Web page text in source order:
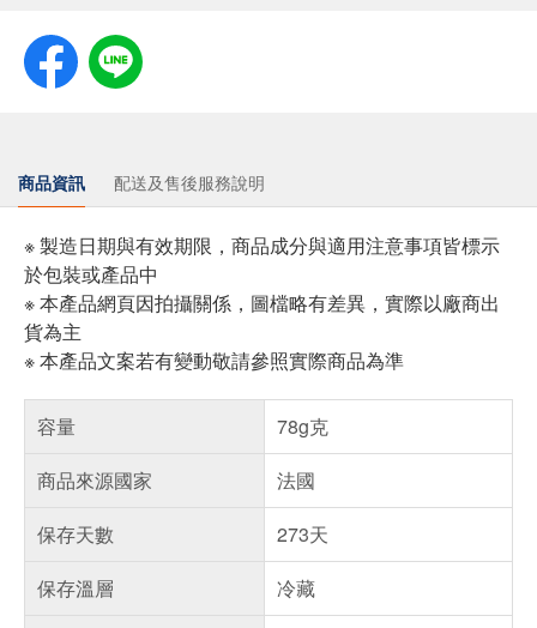
商品資訊 配送及售後服務說明
※ 製造日期與有效期限，商品成分與適用注意事項皆標示
於包裝或產品中
※ 本產品網頁因拍攝關係，圖檔略有差異，實際以廠商出
貨為主
※ 本產品文案若有變動敬請參照實際商品為準
容量
78g克
商品來源國家
法國
保存天數
273天
保存溫層
冷藏